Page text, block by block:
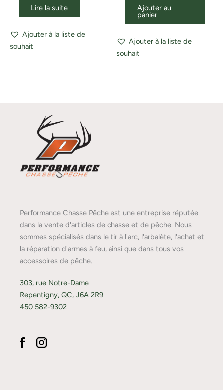
Lire la suite
Ajouter à la liste de
souhait
Ajouter au
panier
Ajouter à la liste de
souhait
Performance Chasse Pêche est une entreprise réputée
dans la vente d'articles de chasse et de pêche. Nous
sommes spécialisés dans le tir à l'arc, l'arbalète, l'achat et
la réparation d'armes à feu, ainsi que dans tous vos
accessoires de pêche.
303, rue Notre-Dame
Repentigny, QC, J6A 2R9
450 582-9302